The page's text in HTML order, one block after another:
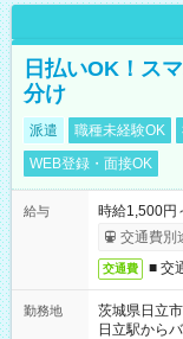
日払いOK！ス
分け
派遣 職種未経験OK
WEB登録・面接OK
給与
時給1,500円
交通費別
交通費 ■ 交
勤務地
茨城県日立市
日立駅から